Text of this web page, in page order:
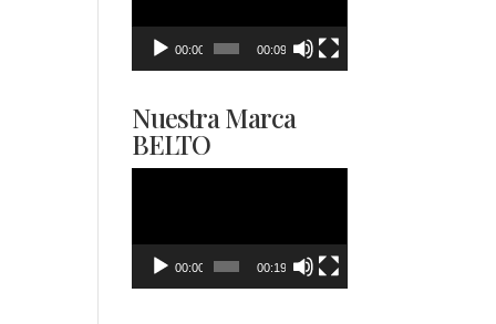
00:00 00:09
Nuestra Marca
BELTO
00:00 00:19